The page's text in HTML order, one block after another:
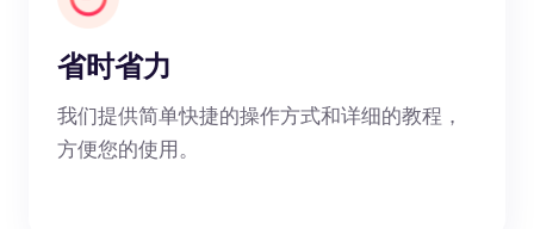
省时省力
我们提供简单快捷的操作方式和详细的教程，
方便您的使用。